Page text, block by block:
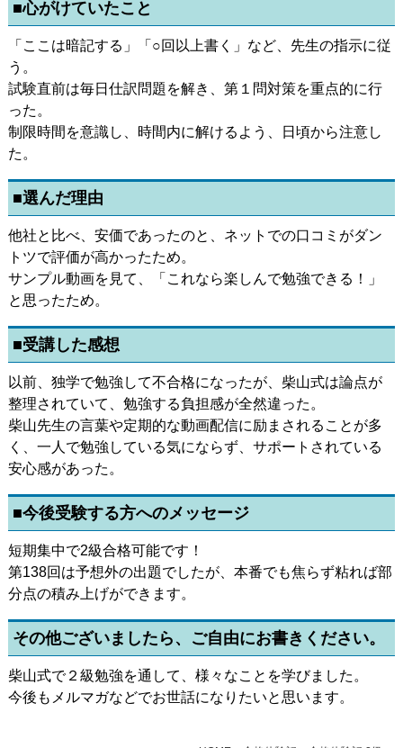
■心がけていたこと
「ここは暗記する」「○回以上書く」など、先生の指示に従
う。
試験直前は毎日仕訳問題を解き、第１問対策を重点的に行
った。
制限時間を意識し、時間内に解けるよう、日頃から注意し
た。
■選んだ理由
他社と比べ、安価であったのと、ネットでの口コミがダン
トツで評価が高かったため。
サンプル動画を見て、「これなら楽しんで勉強できる！」
と思ったため。
■受講した感想
以前、独学で勉強して不合格になったが、柴山式は論点が
整理されていて、勉強する負担感が全然違った。
柴山先生の言葉や定期的な動画配信に励まされることが多
く、一人で勉強している気にならず、サポートされている
安心感があった。
■今後受験する方へのメッセージ
短期集中で2級合格可能です！
第138回は予想外の出題でしたが、本番でも焦らず粘れば部
分点の積み上げができます。
その他ございましたら、ご自由にお書きください。
柴山式で２級勉強を通して、様々なことを学びました。
今後もメルマガなどでお世話になりたいと思います。